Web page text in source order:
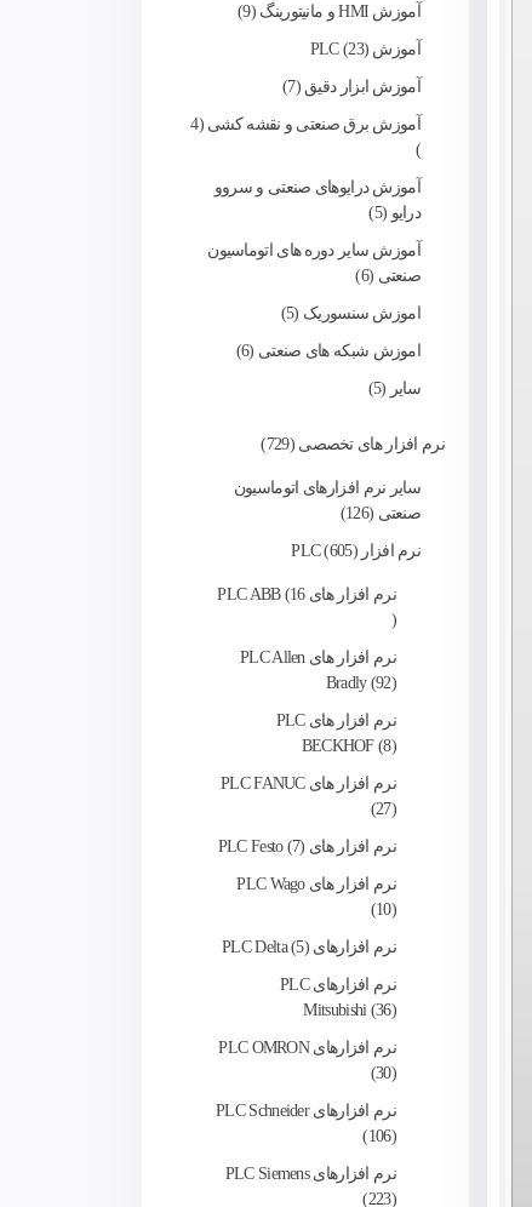
آموزش HMI و مانیتورینگ 9
آموزش PLC 23
آموزش ابزار دقیق 7
آموزش برق صنعتی و نقشه کشی 4
آموزش درایوهای صنعتی و سروو
درایو
5
آموزش سایر دوره های اتوماسیون
صنعتی
6
اموزش سنسوریک 5
اموزش شبکه های صنعتی 6
سایر 5
نرم افزار های تخصصی 729
سایر نرم افزارهای اتوماسیون
صنعتی
126
نرم افزار PLC 605
نرم افزار های PLC ABB16
نرم افزار های PLC Allen
Bradly 92
نرم افزار های PLC
BECKHOF 8
نرم افزار های PLC FANUC
27
نرم افزار های PLC Festo 7
نرم افزار های PLC Wago
10
نرم‌ افزارهای PLC Delta 5
نرم افزارهای PLC
Mitsubishi 36
نرم افزارهای PLC OMRON
30
نرم افزارهای PLC Schneider
106
نرم افزارهای PLC Siemens
223